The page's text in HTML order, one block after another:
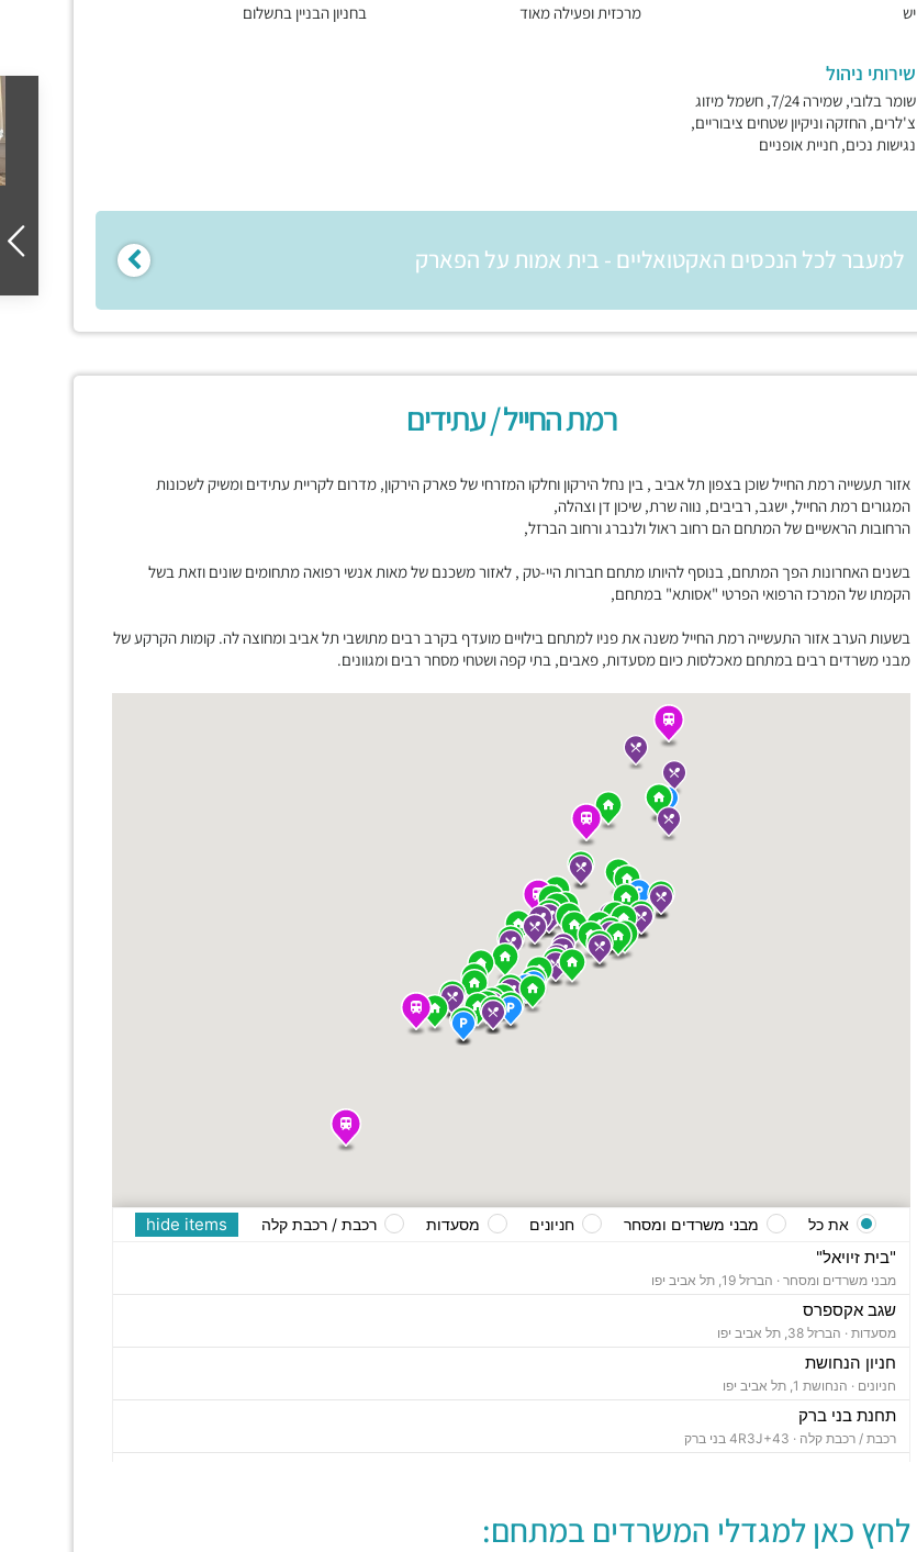
יש מרכזית ופעילה מאוד בחניון הבניין בתשלום
שירותי ניהול
שומר בלובי, שמירה 7/24, חשמל מיזוג
צ'לרים, החזקה וניקיון שטחים ציבוריים,
נגישות נכים, חניית אופניים
למעבר לכל הנכסים האקטואליים - בית אמות על הפארק
רמת החייל / עתידים
אזור תעשייה רמת החייל שוכן בצפון תל אביב , בין נחל הירקון וחלקו המזרחי של פארק הירקון, מדרום לקריית עתידים ומשיק לשכונות
המגורים רמת החייל, ישגב, רביבים, נווה שרת, שיכון דן וצהלה,
הרחובות הראשיים של המתחם הם רחוב ראול ולנברג ורחוב הברזל,
בשנים האחרונות הפך המתחם, בנוסף להיותו מתחם חברות היי-טק , לאזור משכנם של מאות אנשי רפואה מתחומים שונים וזאת בשל
הקמתו של המרכז הרפואי הפרטי "אסותא" במתחם,
בשעות הערב אזור התעשייה רמת החייל משנה את פניו למתחם בילויים מועדף בקרב רבים מתושבי תל אביב ומחוצה לה. קומות הקרקע של
מבני משרדים רבים במתחם מאכלסות כיום מסעדות, פאבים, בתי קפה ושטחי מסחר רבים ומגוונים.
"בית זיויאל"
מבני משרדים ומסחר · הברזל 19, תל אביב יפו
שגב אקספרס
מסעדות · הברזל 38, תל אביב יפו
חניון הנחושת
חניונים · הנחושת 1, תל אביב יפו
תחנת בני ברק
רכבת / רכבת קלה ·
"בית B5"
מבני משרדים ומסחר ·הברזל 5א, תל אביב יפו
hide items את כל מבני משרדים ומסחר חניונים מסעדות רכבת / רכבת קלה
לחץ כאן למגדלי המשרדים במתחם: